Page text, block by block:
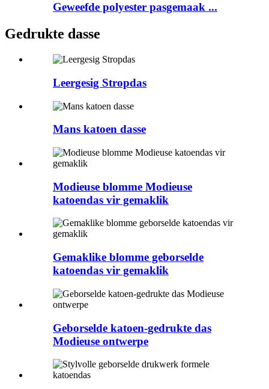
Geweefde polyester pasgemaak ...
Gedrukte dasse
Leergesig Stropdas
Mans katoen dasse
Modieuse blomme Modieuse
katoendas vir gemaklik
Gemaklike blomme geborselde
katoendas vir gemaklik
Geborselde katoen-gedrukte das
Modieuse ontwerpe